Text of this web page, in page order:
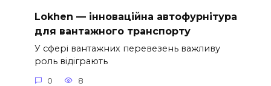
Lokhen — інноваційна автофурнітура
для вантажного транспорту
У сфері вантажних перевезень важливу
роль відіграють
0 8